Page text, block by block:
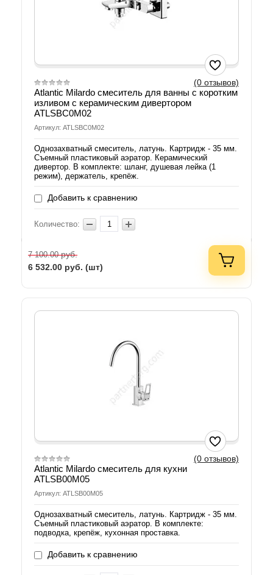
(0 отзывов)
Atlantic Milardo смеситель для ванны с коротким
изливом с керамическим дивертором
ATLSBC0M02
Артикул: ATLSBC0M02
Однозахватный смеситель, латунь. Картридж - 35 мм.
Съемный пластиковый аэратор. Керамический
дивертор. В комплекте: шланг, душевая лейка (1
режим), держатель, крепёж.
Добавить к сравнению
Количество:
7 100.00руб.
6 532.00 руб. (шт)
(0 отзывов)
Atlantic Milardo смеситель для кухни
ATLSB00M05
Артикул: ATLSB00M05
Однозахватный смеситель, латунь. Картридж - 35 мм.
Съемный пластиковый аэратор. В комплекте:
подводка, крепёж, кухонная проставка.
Добавить к сравнению